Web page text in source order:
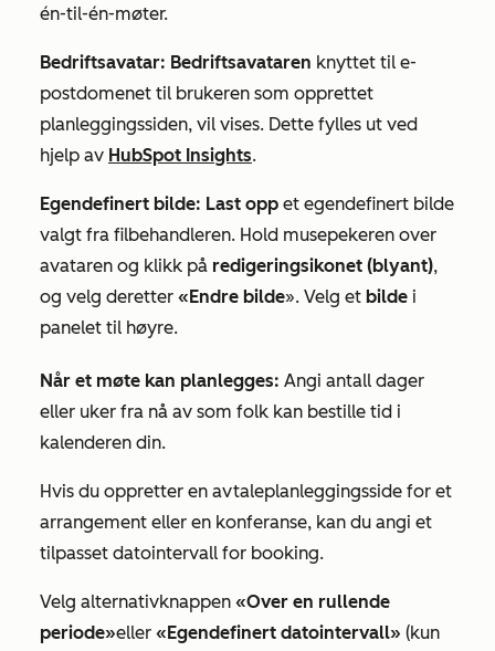
én-til-én-møter.
Bedriftsavatar: Bedriftsavataren knyttet til e-
postdomenet til brukeren som opprettet
planleggingssiden, vil vises. Dette fylles ut ved
hjelp av HubSpot Insights.
Egendefinert bilde: Last opp et egendefinert bilde
valgt fra filbehandleren. Hold musepekeren over
avataren og klikk på redigeringsikonet (blyant),
og velg deretter «Endre bilde». Velg et bilde i
panelet til høyre.
Når et møte kan planlegges: Angi antall dager
eller uker fra nå av som folk kan bestille tid i
kalenderen din.
Hvis du oppretter en avtaleplanleggingsside for et
arrangement eller en konferanse, kan du angi et
tilpasset datointervall for booking.
Velg alternativknappen «Over en rullende
periode»eller «Egendefinert datointervall» (kun